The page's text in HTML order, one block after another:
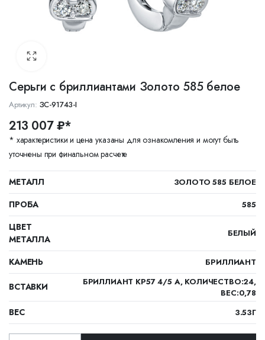
Серьги с бриллиантами Золото 585 белое
Артикул: ЗС-91743-I
213 007 ₽*
* характеристики и цена указаны для ознакомления и могут быть
уточнены при финальном расчете
МЕТАЛЛ ЗОЛОТО 585 БЕЛОЕ
ПРОБА 585
ЦВЕТ
МЕТАЛЛА
БЕЛЫЙ
КАМЕНЬ БРИЛЛИАНТ
ВСТАВКИ
БРИЛЛИАНТ КР57 4/5 А, КОЛИЧЕСТВО:24,
ВЕС:0,78
ВЕС 3.53Г